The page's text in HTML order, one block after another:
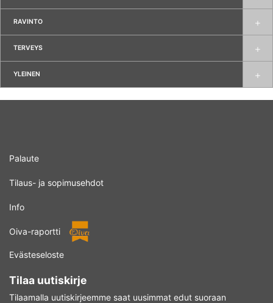
RAVINTO
TERVEYS
YLEINEN
Palaute
Tilaus- ja sopimusehdot
Info
Oiva-raportti
Evästeseloste
Tilaa uutiskirje
Tilaamalla uutiskirjeemme saat uusimmat edut suoraan